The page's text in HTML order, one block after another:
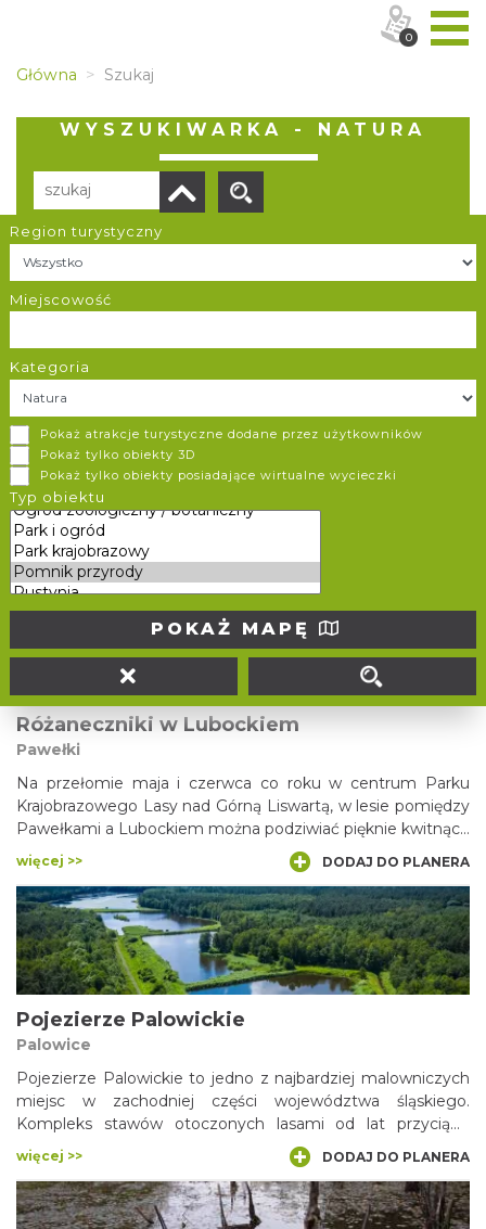
Główna Szukaj
WYSZUKIWARKA - NATURA
Region turystyczny
Miejscowość
Kategoria
Pokaż atrakcje turystyczne dodane przez użytkowników
Pokaż tylko obiekty 3D
Pokaż tylko obiekty posiadające wirtualne wycieczki
Typ obiektu
POKAŻ MAPĘ
Liczba elementów:
Góra Biakło
Olsztyn
Góra Biakło - wznosząca się nad Olsztynem koło
Częstochowy na wysokość 340 m n.p.m. - jest jednym z
najbardziej malowniczych wzniesień na Jurze Krakowsko-
Częstochowskiej. Ze względu na charakterystyczne
ukształtowanie szczytowego, skalnego grzebienia, bywa
postawiono nawet krzyż, upamiętniający pontyfikat Jana
Pawła II. Ze szczytu rozlega się wspaniały widok na cztery
strony świata, a tutejsze ostańce są okupowane przez
miłośników wspinaczki.
więcej >>
Różaneczniki w Lubockiem
Pawełki
Na przełomie maja i czerwca co roku w centrum Parku
Krajobrazowego Lasy nad Górną Liswartą, w lesie pomiędzy
Pawełkami a Lubockiem można podziwiać pięknie kwitnące
rododendrony. Cenne stanowisko znajduje się na trasie
ścieżki “Na brzozę”
więcej >> DODAJ DO PLANERA
Pojezierze Palowickie
Palowice
Pojezierze Palowickie to jedno z najbardziej malowniczych
miejsc w zachodniej części województwa śląskiego.
Kompleks stawów otoczonych lasami od lat przyciąga
miłośników spacerów, wycieczek rowerowych oraz
fotografii przyrodniczej. Położone na pograniczu Żor i
Palowic tereny często określane są mianem „Śląskich
Mazur”, ponieważ liczne zbiorniki wodne i zielone krajobrazy
więcej >> DODAJ DO PLANERA
0